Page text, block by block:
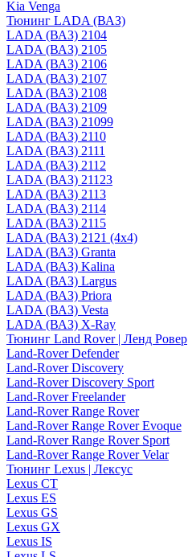
Kia Venga
Тюнинг LADA (ВАЗ)
LADA (ВАЗ) 2104
LADA (ВАЗ) 2105
LADA (ВАЗ) 2106
LADA (ВАЗ) 2107
LADA (ВАЗ) 2108
LADA (ВАЗ) 2109
LADA (ВАЗ) 21099
LADA (ВАЗ) 2110
LADA (ВАЗ) 2111
LADA (ВАЗ) 2112
LADA (ВАЗ) 21123
LADA (ВАЗ) 2113
LADA (ВАЗ) 2114
LADA (ВАЗ) 2115
LADA (ВАЗ) 2121 (4x4)
LADA (ВАЗ) Granta
LADA (ВАЗ) Kalina
LADA (ВАЗ) Largus
LADA (ВАЗ) Priora
LADA (ВАЗ) Vesta
LADA (ВАЗ) X-Ray
Тюнинг Land Rover | Ленд Ровер
Land-Rover Defender
Land-Rover Discovery
Land-Rover Discovery Sport
Land-Rover Freelander
Land-Rover Range Rover
Land-Rover Range Rover Evoque
Land-Rover Range Rover Sport
Land-Rover Range Rover Velar
Тюнинг Lexus | Лексус
Lexus CT
Lexus ES
Lexus GS
Lexus GX
Lexus IS